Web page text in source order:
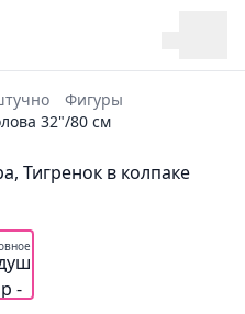
Фигуры
32"/80 см